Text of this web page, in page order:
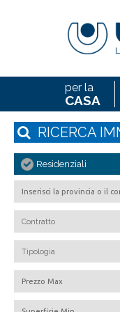
per la
CASA
RICERCA
Residenziali
Contratto
Tipologia
*
*